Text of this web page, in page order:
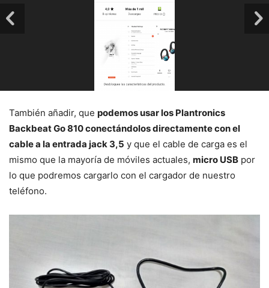
También añadir, que podemos usar los Plantronics
Backbeat Go 810 conectándolos directamente con el
cable a la entrada jack 3,5 y que el cable de carga es el
mismo que la mayoría de móviles actuales, micro USB por
lo que podremos cargarlo con el cargador de nuestro
teléfono.